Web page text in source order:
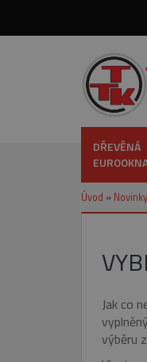
DŘEVĚNÁ
Úvod » Novinky
Jak co
výběru